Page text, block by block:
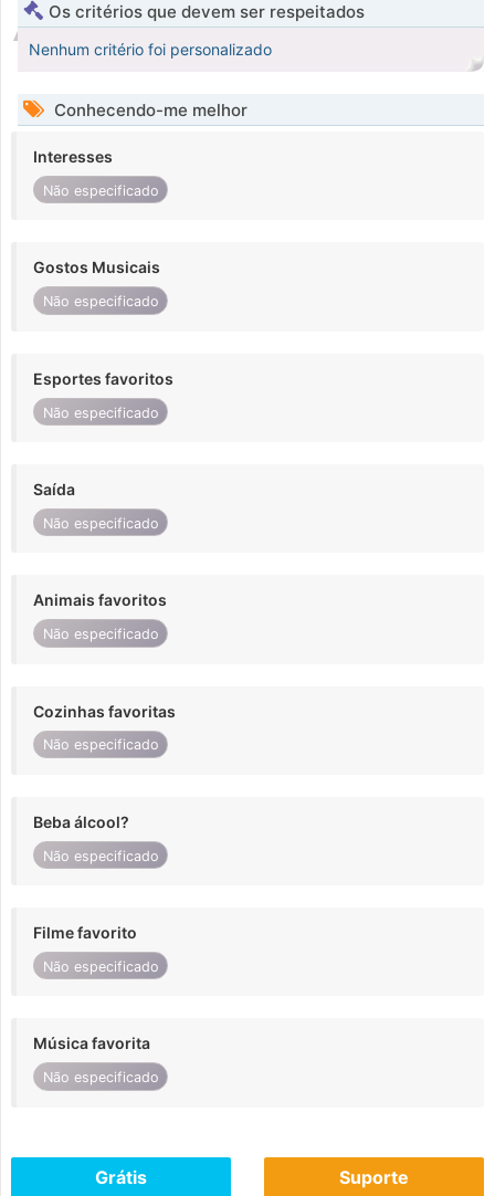
Os critérios que devem ser respeitados
Nenhum critério foi personalizado
Conhecendo-me melhor
Interesses
Não especificado
Gostos Musicais
Não especificado
Esportes favoritos
Não especificado
Saída
Não especificado
Animais favoritos
Não especificado
Cozinhas favoritas
Não especificado
Beba álcool?
Não especificado
Filme favorito
Não especificado
Música favorita
Não especificado
Grátis Suporte